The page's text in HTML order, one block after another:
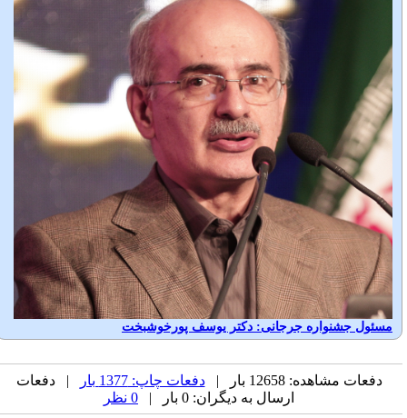
مسئول جشنواره جرجانی: دکتر یوسف پورخوشبخت
دفعات مشاهده: 12658 بار | دفعات چاپ: 1377 بار
| دفعات
ارسال به دیگران: 0 بار |